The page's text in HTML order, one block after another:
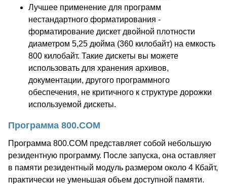
Лучшее применение для программ
нестандартного форматирования -
форматирование дискет двойной плотности
диаметром 5,25 дюйма (360 килобайт) на емкость
800 килобайт. Такие дискеты вы можете
использовать для хранения архивов,
документации, другого программного
обеспечения, не критичного к структуре дорожки
используемой дискеты.
Программа 800.COM
Программа 800.COM представляет собой небольшую
резидентную программу. После запуска, она оставляет
в памяти резидентный модуль размером около 4 Кбайт,
практически не уменьшая объем доступной памяти.